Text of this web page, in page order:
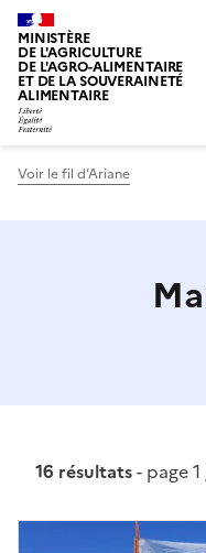
MINISTÈRE
DE L'AGRICULTURE
DE L'AGRO-ALIMENTAIRE
ET DE LA SOUVERAINETÉ
ALIMENTAIRE
Voir le fil d’Ariane
16 résultats- page 1